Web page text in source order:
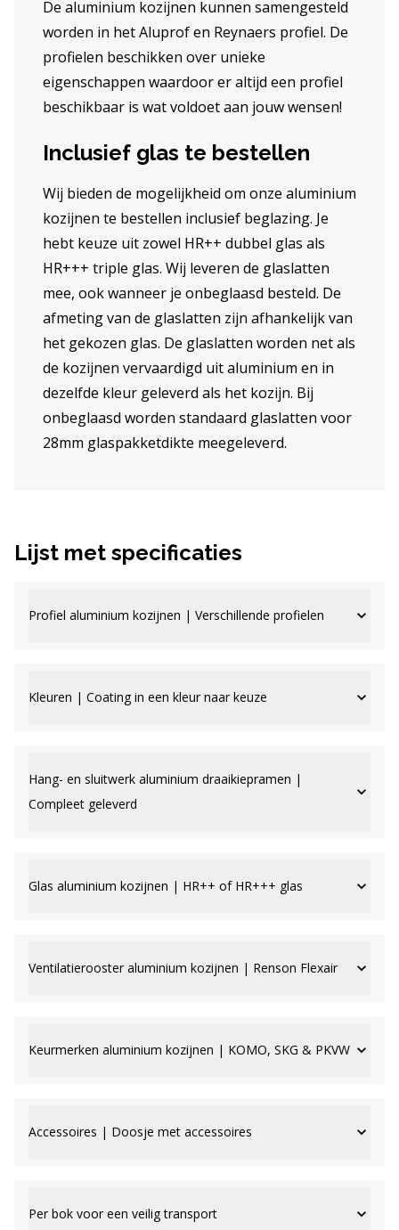
De aluminium kozijnen kunnen samengesteld
worden in het Aluprof en Reynaers profiel. De
profielen beschikken over unieke
eigenschappen waardoor er altijd een profiel
beschikbaar is wat voldoet aan jouw wensen!
Inclusief glas te bestellen
Wij bieden de mogelijkheid om onze aluminium
kozijnen te bestellen inclusief beglazing. Je
hebt keuze uit zowel HR++ dubbel glas als
HR+++ triple glas. Wij leveren de glaslatten
mee, ook wanneer je onbeglaasd besteld. De
afmeting van de glaslatten zijn afhankelijk van
het gekozen glas. De glaslatten worden net als
de kozijnen vervaardigd uit aluminium en in
dezelfde kleur geleverd als het kozijn. Bij
onbeglaasd worden standaard glaslatten voor
28mm glaspakketdikte meegeleverd.
Lijst met specificaties
Profiel aluminium kozijnen | Verschillende profielen
Kleuren | Coating in een kleur naar keuze
Hang- en sluitwerk aluminium draaikiepramen |
Compleet geleverd
Glas aluminium kozijnen | HR++ of HR+++ glas
Ventilatierooster aluminium kozijnen | Renson Flexair
Keurmerken aluminium kozijnen | KOMO, SKG & PKVW
Accessoires | Doosje met accessoires
Per bok voor een veilig transport